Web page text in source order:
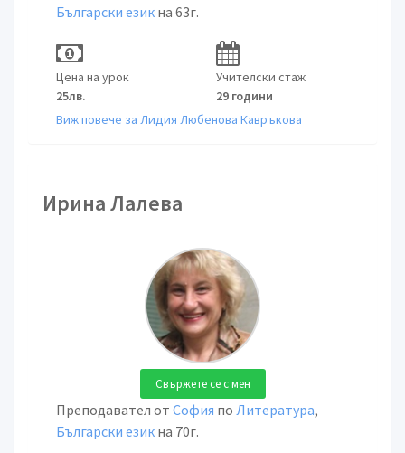
Български език на 63г.
Цена на урок
25лв.
Учителски стаж
29 години
Виж повече за Лидия Любенова Кавръкова
Ирина Лалева
Свържете се с мен
Преподавател от София по Литература,
Български език на 70г.